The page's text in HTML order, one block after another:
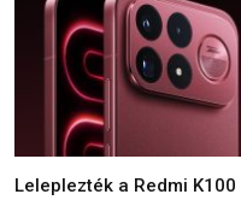
Leleplezték a Redmi K100